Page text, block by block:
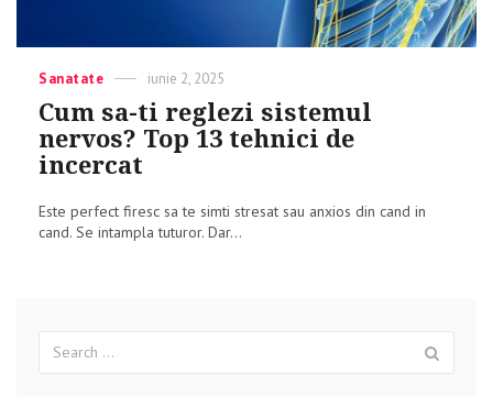
Categories
Sanatate
Posted
on
iunie 2, 2025
Cum sa-ti reglezi sistemul
nervos? Top 13 tehnici de
incercat
Este perfect firesc sa te simti stresat sau anxios din cand in
cand. Se intampla tuturor. Dar...
for: